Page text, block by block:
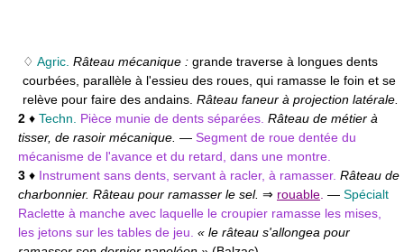
♢ Agric. Râteau mécanique : grande traverse à longues dents
courbées, parallèle à l'essieu des roues, qui ramasse le foin et se
relève pour faire des andains. Râteau faneur à projection latérale.
2 ♦ Techn. Pièce munie de dents séparées. Râteau de métier à
tisser, de rasoir mécanique. — Segment de roue dentée du
mécanisme de l'avance et du retard, dans une montre.
3 ♦ Instrument sans dents, servant à racler, à ramasser. Râteau de
charbonnier. Râteau pour ramasser le sel. ⇒ rouable — Spécialt
Raclette à manche avec laquelle le croupier ramasse les mises,
les jetons sur les tables de jeu. « le râteau s'allongea pour